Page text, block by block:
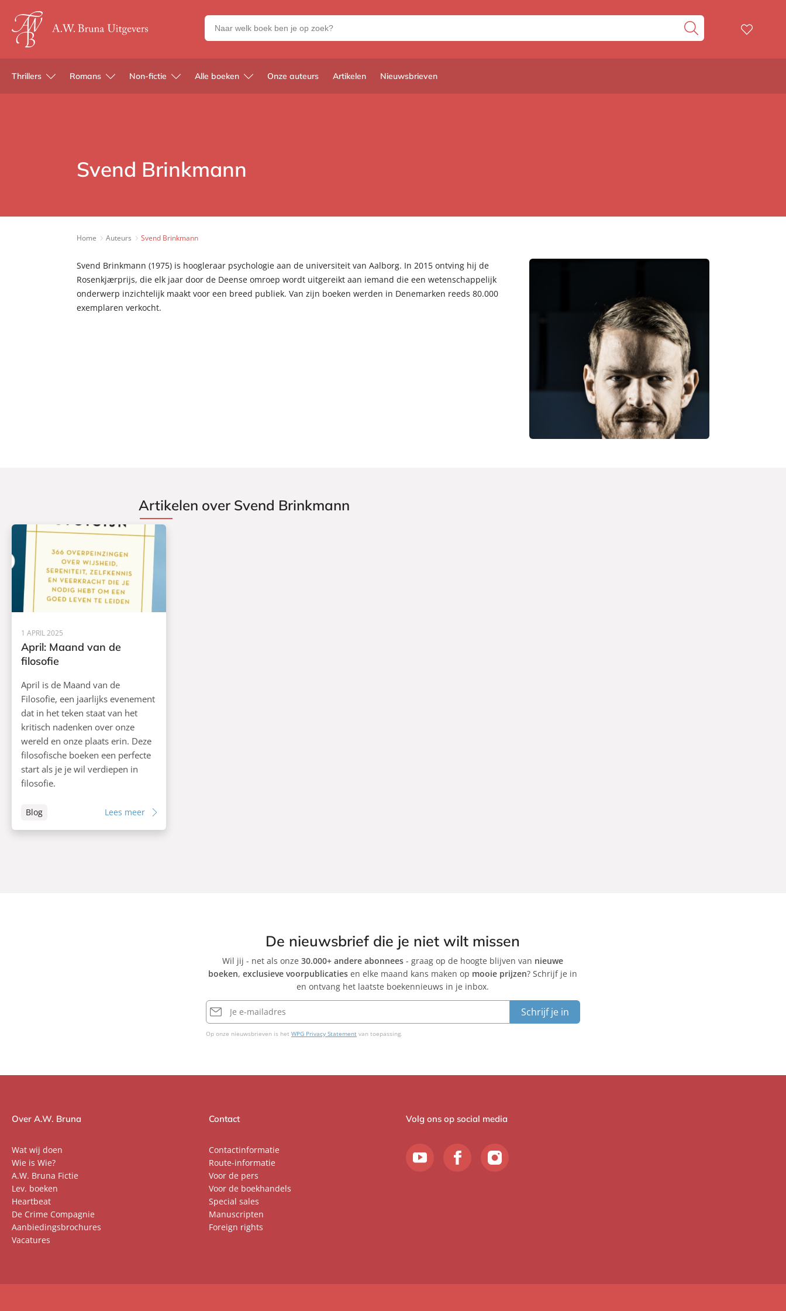
Zoeken
naar
en
uitgevers
Thrillers Romans Non-fictie Alle boeken Onze auteurs Artikelen Nieuwsbrieven
Svend Brinkmann
Home Auteurs Svend Brinkmann
Svend Brinkmann (1975) is hoogleraar psychologie aan de universiteit van Aalborg. In 2015 ontving hij de
Rosenkjærprijs, die elk jaar door de Deense omroep wordt uitgereikt aan iemand die een wetenschappelijk
onderwerp inzichtelijk maakt voor een breed publiek. Van zijn boeken werden in Denemarken reeds 80.000
exemplaren verkocht.
Artikelen over Svend Brinkmann
1 APRIL 2025
April: Maand van de
filosofie
April is de Maand van de
Filosofie, een jaarlijks evenement
dat in het teken staat van het
kritisch nadenken over onze
wereld en onze plaats erin. Deze
filosofische boeken een perfecte
start als je je wil verdiepen in
filosofie.
Blog Lees meer
De nieuwsbrief die je niet wilt missen
Wil jij - net als onze30.000+ andere abonnees - graag op de hoogte blijven van nieuwe
boeken,exclusieve voorpublicaties en elke maand kans maken op mooie prijzen? Schrijf je in
en ontvang het laatste boekennieuws in je inbox.
E-
mailadres
Schrijf je in
Op onze nieuwsbrieven is het WPG Privacy Statementvan toepassing.
Over A.W. Bruna
Wat wij doen
Wie is Wie?
A.W. Bruna Fictie
Lev. boeken
Heartbeat
De Crime Compagnie
Aanbiedingsbrochures
Vacatures
Contact
Contactinformatie
Route-informatie
Voor de pers
Voor de boekhandels
Special sales
Manuscripten
Foreign rights
Volg ons op social media